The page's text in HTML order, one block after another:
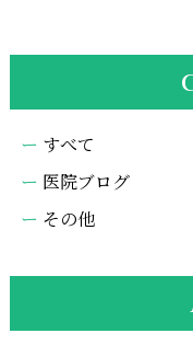
すべて
医院ブログ
その他